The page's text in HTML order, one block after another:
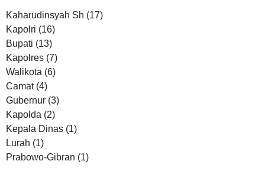
Kaharudinsyah Sh (17)
Kapolri (16)
Bupati (13)
Kapolres (7)
Walikota (6)
Camat (4)
Gubernur (3)
Kapolda (2)
Kepala Dinas (1)
Lurah (1)
Prabowo-Gibran (1)